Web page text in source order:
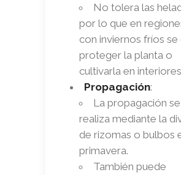
No tolera las
por lo que en
con inviernos fríos se
proteger la planta o
cultivarla en
Propagación:
La propagación se
realiza mediante la
de rizomas o bulbos
primavera.
También puede